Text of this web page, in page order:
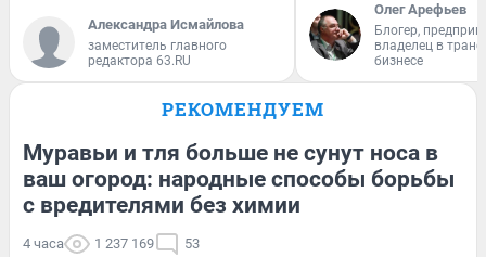
Александра Исмайлова
заместитель главного
редактора 63.RU
Олег Арефьев
Блогер,
владелец в
бизнесе
РЕКОМЕНДУЕМ
Муравьи и тля больше не сунут носа в
ваш огород: народные способы борьбы
с вредителями без химии
4 часа 1 237 169 53